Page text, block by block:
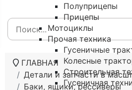
Полуприцепы
Прицепы
Мотоциклы
Прочая техника
Гусеничные
Колесные
Строительная
Гусеничная
ГЛАВНАЯ
Детали и запчасти в
Баки, ящики, рессиверы